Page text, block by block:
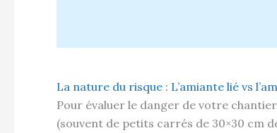
La nature du risque : L’amiante lié vs
Pour évaluer le danger de votre
(souvent de petits carrés de 30×30 cm